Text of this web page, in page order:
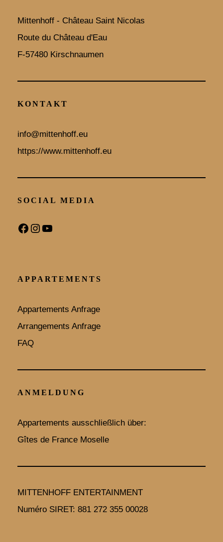
Mittenhoff - Château Saint Nicolas
Route du Château d'Eau
F-57480 Kirschnaumen
KONTAKT
info@mittenhoff.eu
https://www.mittenhoff.eu
SOCIAL MEDIA
e t
T
u
APPARTEMENTS
Appartements Anfrage
Arrangements Anfrage
FAQ
ANMELDUNG
Appartements ausschließlich über:
Gîtes de France Moselle
MITTENHOFF ENTERTAINMENT
Numéro SIRET: 881 272 355 00028